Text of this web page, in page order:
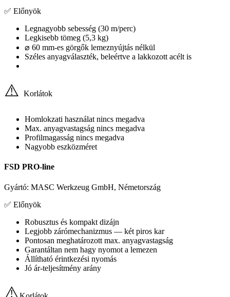
✅ Előnyök
Legnagyobb sebesség (30 m/perc)
Legkisebb tömeg (5,3 kg)
⌀ 60 mm-es görgők lemeznyújtás nélkül
Széles anyagválaszték, beleértve a lakkozott acélt is
⚠️ Korlátok
Homlokzati használat nincs megadva
Max. anyagvastagság nincs megadva
Profilmagasság nincs megadva
Nagyobb eszközméret
FSD PRO-line
Gyártó: MASC Werkzeug GmbH, Németország
✅ Előnyök
Robusztus és kompakt dizájn
Legjobb zárómechanizmus — két piros kar
Pontosan meghatározott max. anyagvastagság
Garantáltan nem hagy nyomot a lemezen
Állítható érintkezési nyomás
Jó ár-teljesítmény arány
⚠️